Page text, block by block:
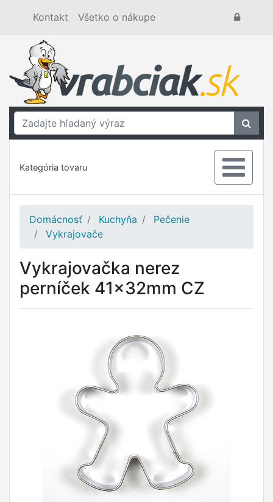
Kontakt Všetko o nákupe
Kategória tovaru
Domácnosť Kuchyňa
Pečenie
Vykrajovače
Vykrajovačka nerez
perníček 41x32mm CZ